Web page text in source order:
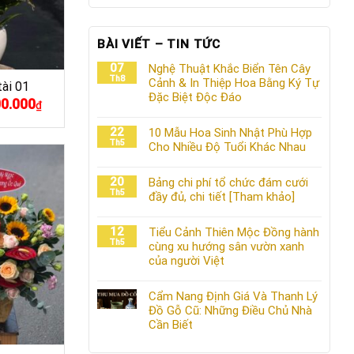
BÀI VIẾT – TIN TỨC
07
Th8
Nghệ Thuật Khắc Biển Tên Cây
Cảnh & In Thiệp Hoa Bằng Ký Tự
Đặc Biệt Độc Đáo
22
Th5
10 Mẫu Hoa Sinh Nhật Phù Hợp
Cho Nhiều Độ Tuổi Khác Nhau
20
Th5
Bảng chi phí tổ chức đám cưới
đầy đủ, chi tiết [Tham khảo]
12
Th5
Tiểu Cảnh Thiên Mộc Đồng hành
cùng xu hướng sân vườn xanh
của người Việt
Cẩm Nang Định Giá Và Thanh Lý
Đồ Gỗ Cũ: Những Điều Chủ Nhà
Cần Biết
01
₫Giá
hiện
tại
4.000.000₫.